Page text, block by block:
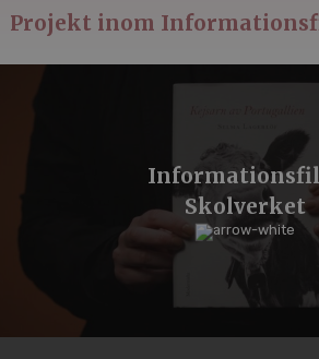
Projekt inom
Skolverket